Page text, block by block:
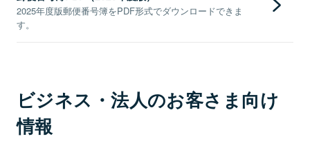
2025年度版郵便番号簿をPDF形式でダウンロードできま
す。
ビジネス・法人のお客さま向け
情報